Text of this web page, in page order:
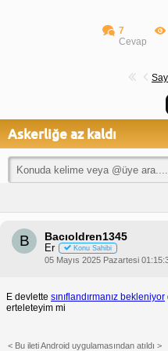
7
Cevap
Askerliğe az kaldı
B Bacıoldren1345
Er Konu Sahibi
05 Mayıs 2025 Pazartesi
E devlette sınıflandırmanız bekleniyor
erteleteyim mi
< Bu ileti Android uygulamasından atıldı >